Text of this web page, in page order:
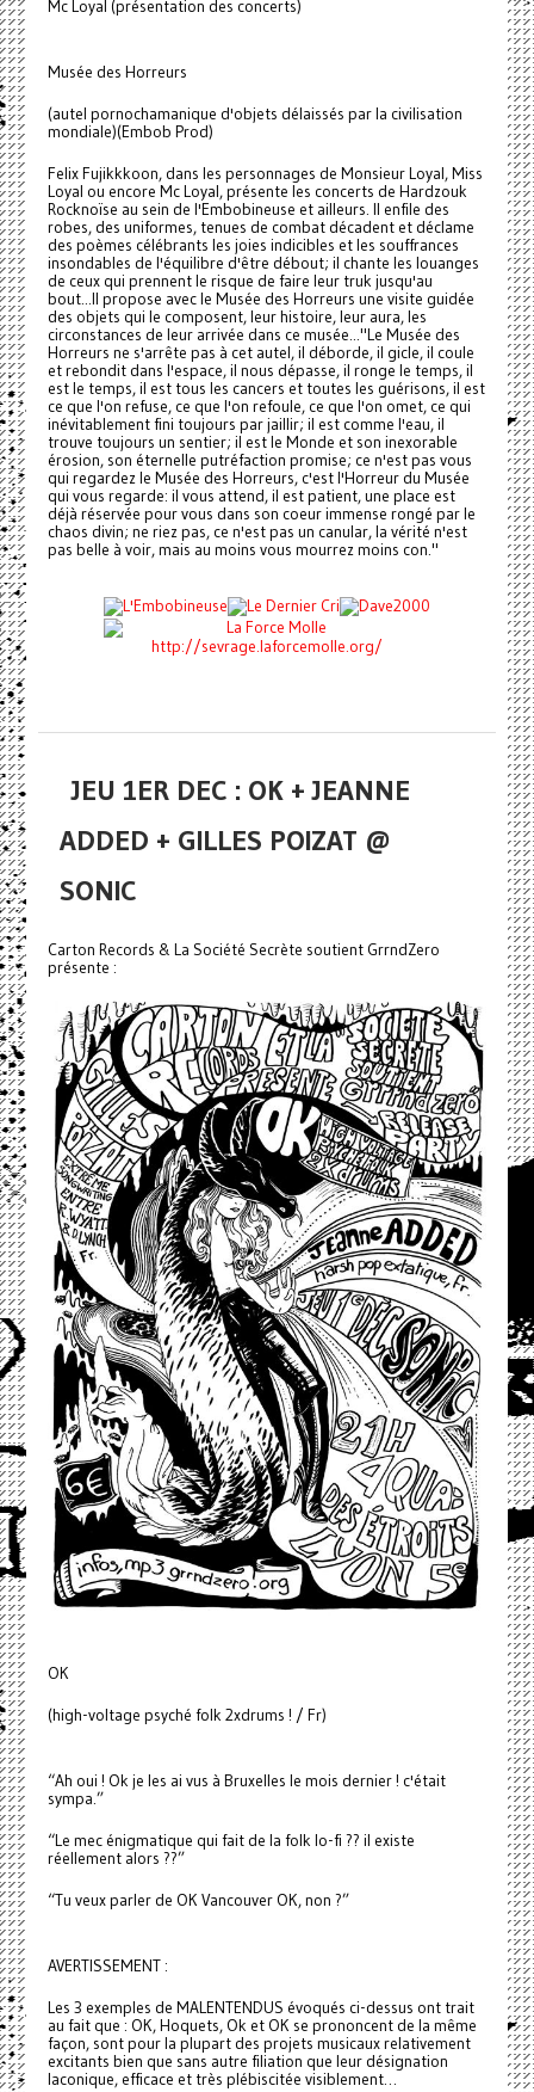
Mc Loyal (présentation des concerts)
Musée des Horreurs
(autel pornochamanique d'objets délaissés par la civilisation
mondiale)(Embob Prod)
Felix Fujikkkoon, dans les personnages de Monsieur Loyal, Miss
Loyal ou encore Mc Loyal, présente les concerts de Hardzouk
Rocknoïse au sein de l'Embobineuse et ailleurs. Il enfile des
robes, des uniformes, tenues de combat décadent et déclame
des poèmes célébrants les joies indicibles et les souffrances
insondables de l'équilibre d'être débout; il chante les louanges
de ceux qui prennent le risque de faire leur truk jusqu'au
bout...Il propose avec le Musée des Horreurs une visite guidée
des objets qui le composent, leur histoire, leur aura, les
circonstances de leur arrivée dans ce musée..."Le Musée des
Horreurs ne s'arrête pas à cet autel, il déborde, il gicle, il coule
et rebondit dans l'espace, il nous dépasse, il ronge le temps, il
est le temps, il est tous les cancers et toutes les guérisons, il est
ce que l'on refuse, ce que l'on refoule, ce que l'on omet, ce qui
inévitablement fini toujours par jaillir; il est comme l'eau, il
trouve toujours un sentier; il est le Monde et son inexorable
érosion, son éternelle putréfaction promise; ce n'est pas vous
qui regardez le Musée des Horreurs, c'est l'Horreur du Musée
qui vous regarde: il vous attend, il est patient, une place est
déjà réservée pour vous dans son coeur immense rongé par le
chaos divin; ne riez pas, ce n'est pas un canular, la vérité n'est
pas belle à voir, mais au moins vous mourrez moins con."
http://sevrage.laforcemolle.org/
JEU 1ER DEC : OK + JEANNE
ADDED + GILLES POIZAT @
SONIC
Carton Records & La Société Secrète soutient GrrndZero
présente :
OK
(high-voltage psyché folk 2xdrums ! / Fr)
“Ah oui ! Ok je les ai vus à Bruxelles le mois dernier ! c'était
sympa.”
“Le mec énigmatique qui fait de la folk lo-fi ?? il existe
réellement alors ??”
“Tu veux parler de OK Vancouver OK, non ?”
AVERTISSEMENT :
Les 3 exemples de MALENTENDUS évoqués ci-dessus ont trait
au fait que : OK, Hoquets, Ok et OK se prononcent de la même
façon, sont pour la plupart des projets musicaux relativement
excitants bien que sans autre filiation que leur désignation
laconique, efficace et très plébiscitée visiblement…